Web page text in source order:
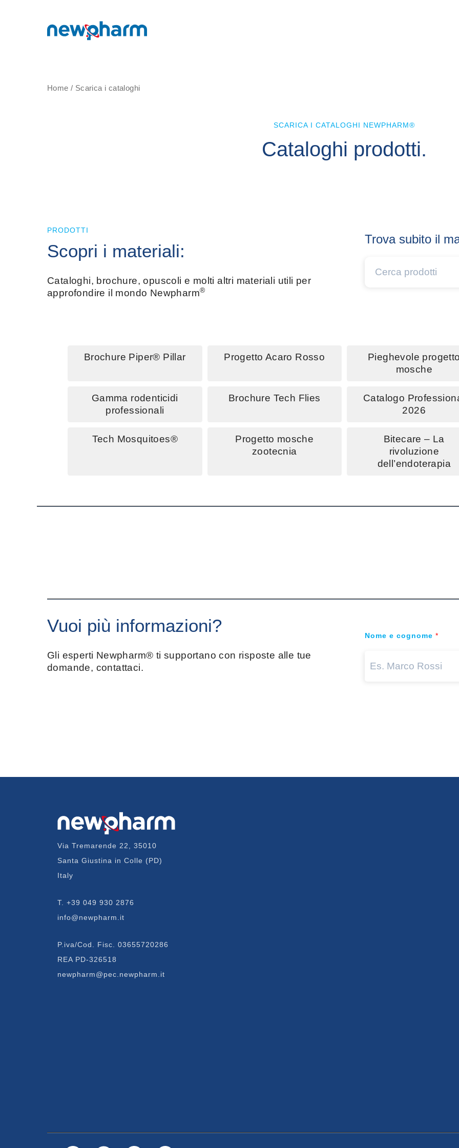
Home / Scarica i cataloghi
SCARICA I CATALOGHI NEWPHARM®
Cataloghi prodotti.
PRODOTTI
Scopri i materiali:
Cataloghi, brochure, opuscoli e molti altri materiali utili per
approfondire il mondo Newpharm®
Trova subito il
Brochure Piper® Pillar Progetto Acaro Rosso
Pieghevole
mosche
Gamma rodenticidi
professionali
Brochure Tech Flies
Catalogo
2026
Tech Mosquitoes®
Progetto mosche
zootecnia
Bitecare – La
rivoluzione
dell’endoterapia
Vuoi più informazioni?
Gli esperti Newpharm® ti supportano con risposte alle tue
domande, contattaci.
Nome e cognome *
Via Tremarende 22, 35010
Santa Giustina in Colle (PD)
Italy
T. +39 049 930 2876
info@newpharm.it
P.iva/Cod. Fisc. 03655720286
REA PD-326518
newpharm@pec.newpharm.it